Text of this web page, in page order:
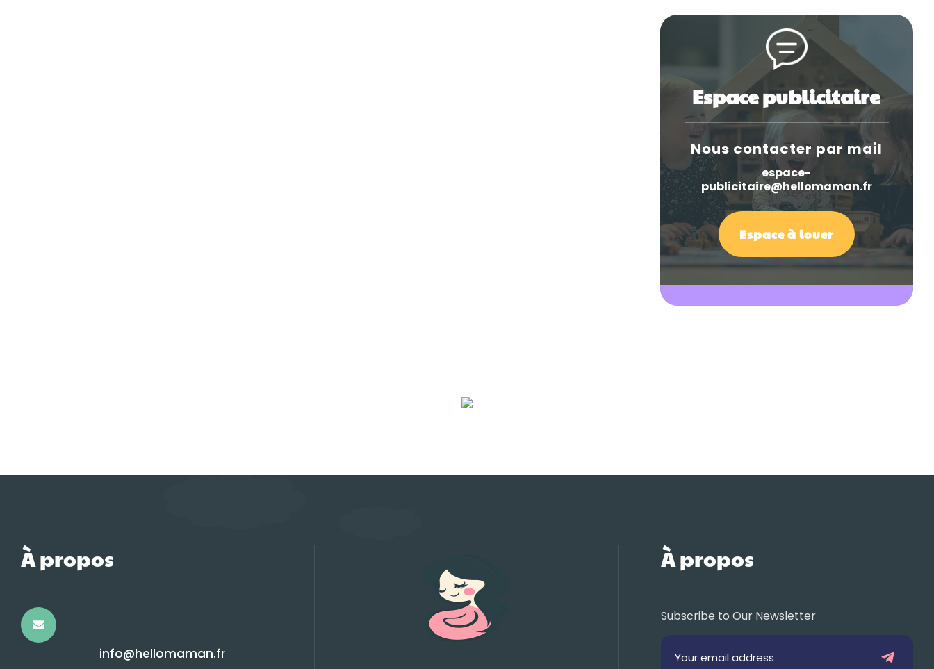
Espace publicitaire
Nous contacter par mail
espace-
publicitaire@hellomaman.fr
Espace à louer
À propos
info@hellomaman.fr
À propos
Subscribe to Our Newsletter